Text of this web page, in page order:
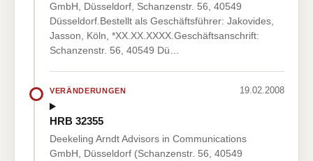
GmbH, Düsseldorf, Schanzenstr. 56, 40549
Düsseldorf.Bestellt als Geschäftsführer: Jakovides,
Jasson, Köln, *XX.XX.XXXX.Geschäftsanschrift:
Schanzenstr. 56, 40549 Dü…
VERÄNDERUNGEN 19.02.2008
HRB 32355
Deekeling Arndt Advisors in Communications
GmbH, Düsseldorf (Schanzenstr. 56, 40549